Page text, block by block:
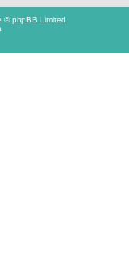
© phpBB Limited